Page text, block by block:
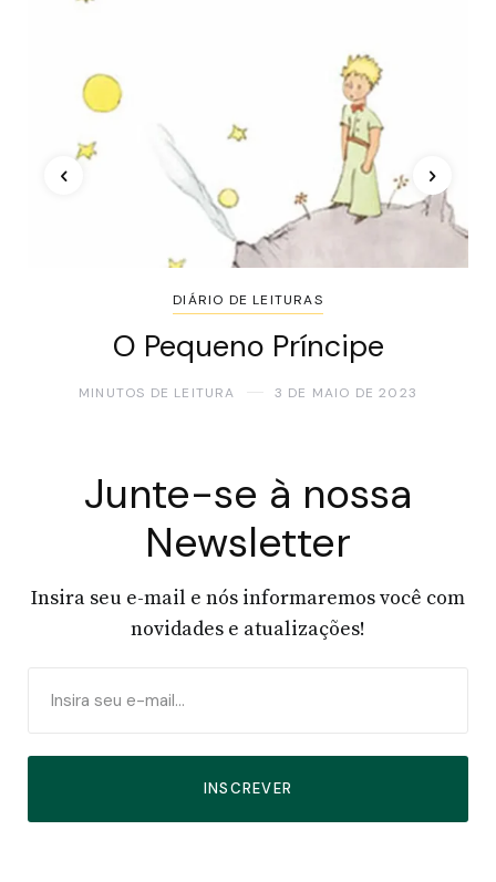
DIÁRIO DE LEITURAS
O Pequeno Príncipe
MINUTOS DE LEITURA 3 DE MAIO DE 2023
Junte-se à nossa
Newsletter
Insira seu e-mail e nós informaremos você com
novidades e atualizações!
INSCREVER